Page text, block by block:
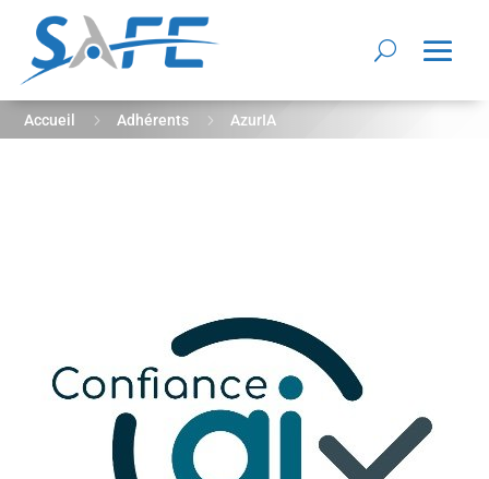
Accueil 5 Adhérents 5 AzurIA